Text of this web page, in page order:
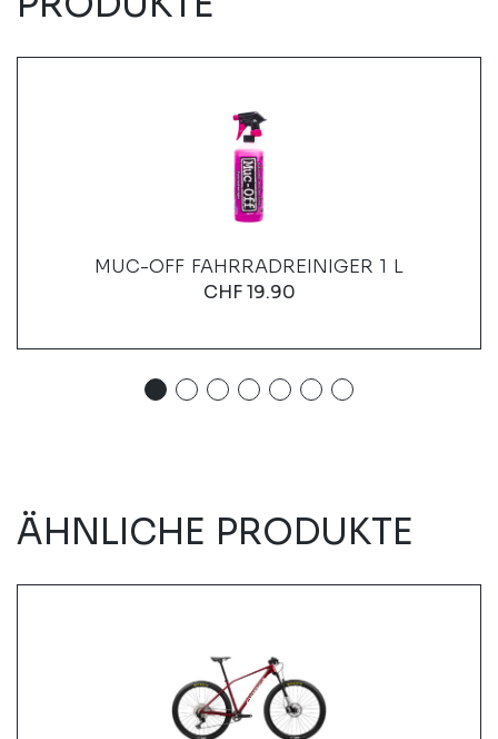
MUC-OFF FAHRRADREINIGER 1 L
CHF19.90
ÄHNLICHE PRODUKTE